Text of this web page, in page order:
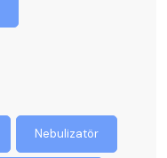
Nebulizatör